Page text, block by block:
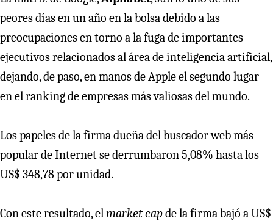
peores días en un año en la bolsa debido a las
preocupaciones en torno a la fuga de importantes
ejecutivos relacionados al área de inteligencia artificial,
dejando, de paso, en manos de Apple el segundo lugar
en el ranking de empresas más valiosas del mundo.
Los papeles de la firma dueña del buscador web más
popular de Internet se derrumbaron 5,08% hasta los
US$ 348,78 por unidad.
Con este resultado, elmarket capde la firma bajó a US$